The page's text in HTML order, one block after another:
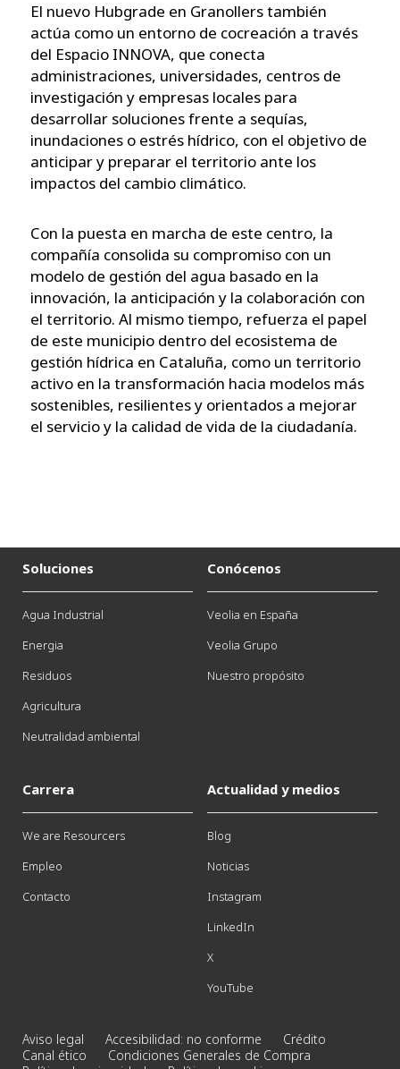
El nuevo Hubgrade en Granollers también
actúa como un entorno de cocreación a través
del Espacio INNOVA, que conecta
administraciones, universidades, centros de
investigación y empresas locales para
desarrollar soluciones frente a sequías,
inundaciones o estrés hídrico, con el objetivo de
anticipar y preparar el territorio ante los
impactos del cambio climático.
Con la puesta en marcha de este centro, la
compañía consolida su compromiso con un
modelo de gestión del agua basado en la
innovación, la anticipación y la colaboración con
el territorio. Al mismo tiempo, refuerza el papel
de este municipio dentro del ecosistema de
gestión hídrica en Cataluña, como un territorio
activo en la transformación hacia modelos más
sostenibles, resilientes y orientados a mejorar
el servicio y la calidad de vida de la ciudadanía.
Soluciones
Agua Industrial
Energia
Residuos
Agricultura
Neutralidad ambiental
Conócenos
Veolia en España
Veolia Grupo
Nuestro propósito
Carrera
We are Resourcers
Empleo
Contacto
Actualidad y medios
Blog
Noticias
Instagram
LinkedIn
X
YouTube
Aviso legal Accesibilidad: no conforme
Crédito
Canal ético
Condiciones Generales de Compra